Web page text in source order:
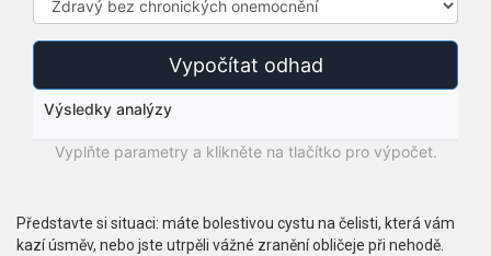
Vypočítat odhad
Výsledky analýzy
Vyplňte parametry a klikněte na tlačítko pro výpočet.
Představte si situaci: máte bolestivou cystu na čelisti, která vám
kazí úsměv, nebo jste utrpěli vážné zranění obličeje při nehodě.